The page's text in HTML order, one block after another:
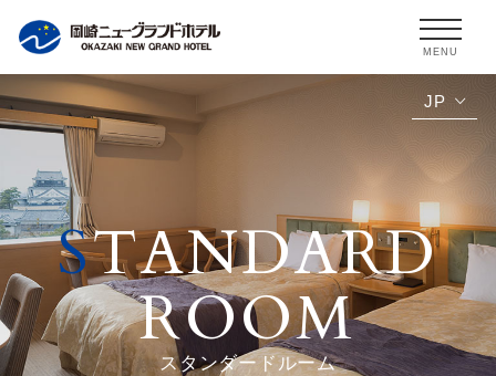
MENU
JP
STANDARD
ROOM
スタンダードルーム